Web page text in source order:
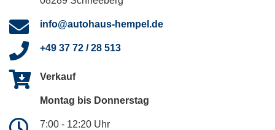
info@autohaus-hempel.de
+49 37 72 / 28 513
Verkauf
Montag bis Donnerstag
7:00 - 12:20 Uhr